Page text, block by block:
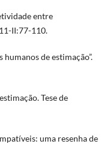
entre
II:77-110.
humanos de estimação”.
Tese de
uma resenha de